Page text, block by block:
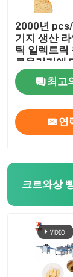
2000년
기지 생산
틱 일렉트릭
로울러기에
년
최고
연
크르와상